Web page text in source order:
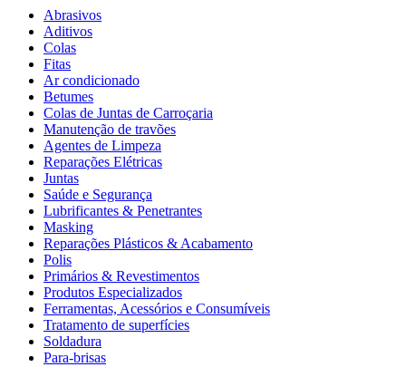
Abrasivos
Aditivos
Colas
Fitas
Ar condicionado
Betumes
Colas de Juntas de Carroçaria
Manutenção de travões
Agentes de Limpeza
Reparações Elétricas
Juntas
Saúde e Segurança
Lubrificantes & Penetrantes
Masking
Reparações Plásticos & Acabamento
Polis
Primários & Revestimentos
Produtos Especializados
Ferramentas, Acessórios e Consumíveis
Tratamento de superfícies
Soldadura
Para-brisas